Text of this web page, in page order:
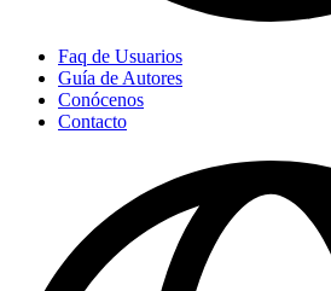
Faq de Usuarios
Guía de Autores
Conócenos
Contacto